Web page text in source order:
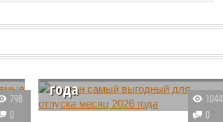
798
0
Назван самый выгодный
года
В будущем году наиболее
1044
0